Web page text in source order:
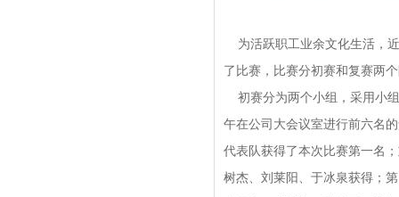
为活跃职工业余文化生活，
了比赛，比赛分初赛和复赛两
初赛分为两个小组，采用小组
午在公司大会议室进行前六名
代表队获得了本次比赛第一名
树杰、刘莱阳、于冰泉获得；